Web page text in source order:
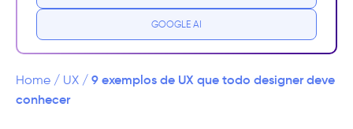
3- Visual
9 grandes exemplos de uma boa UX
GOOGLE AI
Home / UX / 9 exemplos de UX que todo designer deve
conhecer